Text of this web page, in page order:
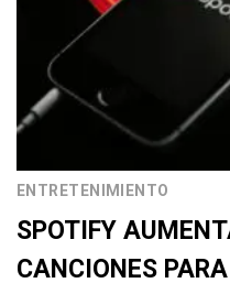
ENTRETENIMIENTO
SPOTIFY
CANCIONES